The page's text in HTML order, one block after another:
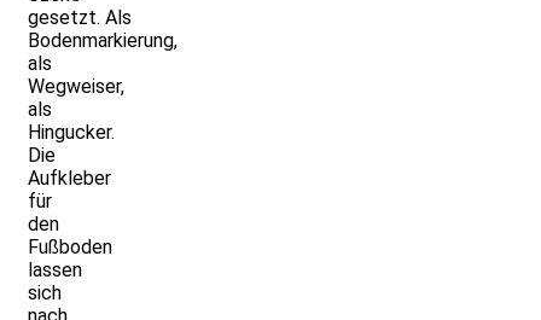
gesetzt. Als
Bodenmarkierung,
als
Wegweiser,
als
Hingucker.
Die
Aufkleber
für
den
Fußboden
lassen
sich